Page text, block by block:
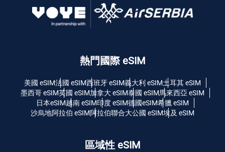
熱門國際 eSIM
美國 eSIM法國 eSIM西班牙 eSIM義大利 eSIM土耳其 eSIM
墨西哥 eSIM英國 eSIM加拿大 eSIM泰國 eSIM馬來西亞 eSIM
日本eSIM越南 eSIM印度 eSIM德國eSIM希臘 eSIM
沙烏地阿拉伯 eSIM阿拉伯聯合大公國 eSIM埃及 eSIM
區域性 eSIM